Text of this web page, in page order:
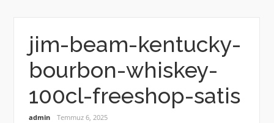
jim-beam-kentucky-
bourbon-whiskey-
100cl-freeshop-satis
admin Temmuz 6, 2025